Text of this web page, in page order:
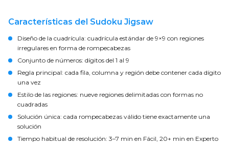
Características del Sudoku Jigsaw
Diseño de la cuadrícula: cuadrícula estándar de 9×9 con regiones
irregulares en forma de rompecabezas
Conjunto de números: dígitos del 1 al 9
Regla principal: cada fila, columna y región debe contener cada dígito
una vez
Estilo de las regiones: nueve regiones delimitadas con formas no
cuadradas
Solución única: cada rompecabezas válido tiene exactamente una
solución
Tiempo habitual de resolución: 3–7 min en Fácil, 20+ min en Experto